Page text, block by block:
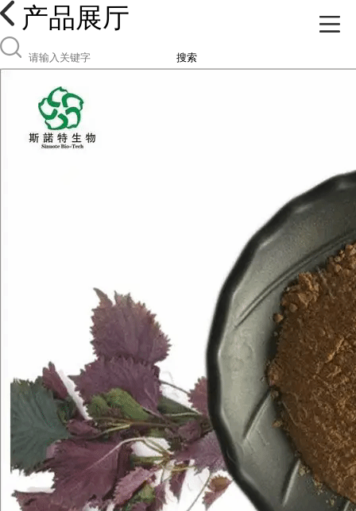
产品展厅
搜索